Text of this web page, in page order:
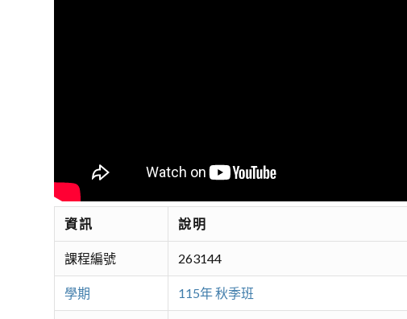
資訊 說明
課程編號 263144
學期 115年 秋季班